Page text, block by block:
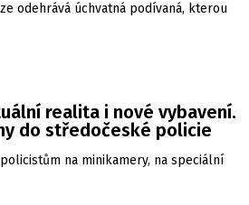
odehrává úchvatná podívaná, kterou
realita i nové vybavení.
do středočeské policie
na minikamery, na speciální